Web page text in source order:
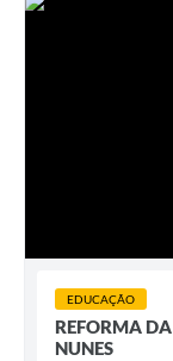
EDUCAÇÃO
REFORMA
NUNES